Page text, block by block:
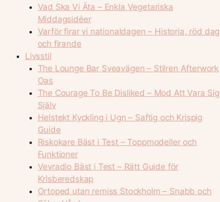
Vad Ska Vi Äta – Enkla Vegetariska
Middagsidéer
Varför firar vi nationaldagen – Historia, röd dag
och firande
Livsstil
The Lounge Bar Sveavägen – Stilren Afterwork
Oas
The Courage To Be Disliked – Mod Att Vara Sig
Själv
Helstekt Kyckling i Ugn – Saftig och Krispig
Guide
Riskokare Bäst i Test – Toppmodeller och
Funktioner
Vevradio Bäst i Test – Rätt Guide för
Krisberedskap
Ortoped utan remiss Stockholm – Snabb och